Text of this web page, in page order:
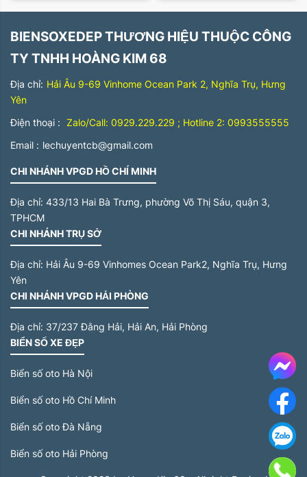
BIENSOXEDEP THƯƠNG HIỆU THUỘC CÔNG
TY TNHH HOÀNG KIM 68
Địa chỉ: Hải Âu 9-69 Vinhome Ocean Park 2, Nghĩa Trụ, Hưng
Yên
Điện thoại : Zalo/Call: 0929.229.229 ; Hotline 2: 0993555555
Email : lechuyentcb@gmail.com
CHI NHÁNH VPGD HỒ CHÍ MINH
Địa chỉ: 433/13 Hai Bà Trưng, phường Võ Thị Sáu, quận 3,
TPHCM
CHI NHÁNH TRỤ SỞ
Địa chỉ: Hải Âu 9-69 Vinhomes Ocean Park2, Nghĩa Trụ, Hưng
Yên
CHI NHÁNH VPGD HẢI PHÒNG
Địa chỉ: 37/237 Đằng Hải, Hải An, Hải Phòng
BIỂN SỐ XE ĐẸP
Biển số oto Hà Nội
Biển số oto Hồ Chí Minh
Biển số oto Đà Nẵng
Biển số oto Hải Phòng